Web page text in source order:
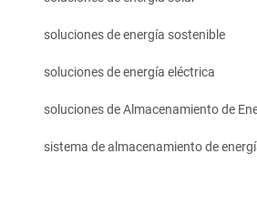
soluciones de energía sostenible
soluciones de energía eléctrica
soluciones de Almacenamiento de
sistema de almacenamiento de